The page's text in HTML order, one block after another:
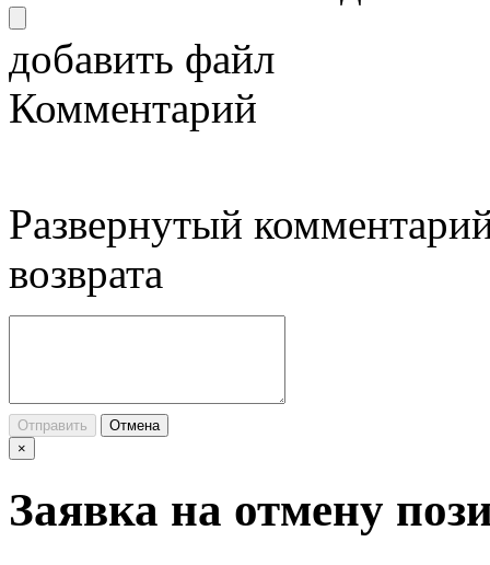
добавить файл
Комментарий
Развернутый
возврата
Отправить
Отмена
×
Заявка на отмену